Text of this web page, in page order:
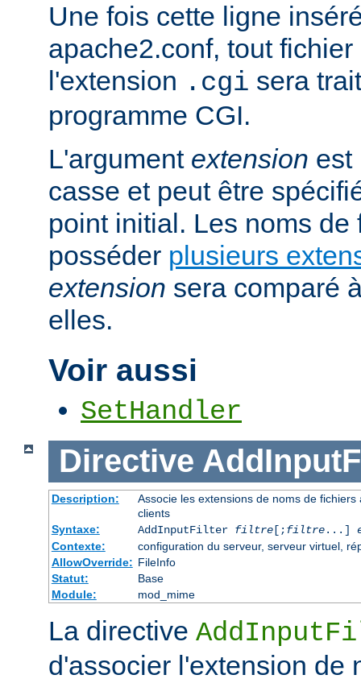
Une fois cette ligne
apache2.conf, tout
l'extension .cgi sera
programme CGI.
L'argument extension est
casse et peut être
point initial. Les noms de
posséder plusieurs
extension sera comparé
elles.
Voir aussi
SetHandler
Directive
Description:
Associe les extensions de noms de
clients
Syntaxe:
AddInputFilter filtre[;filtre...]
Contexte:
configuration du serveur, serveur virtuel,
AllowOverride: FileInfo
Statut:
Base
Module:
mod_mime
La directive
d'associer l'extension de